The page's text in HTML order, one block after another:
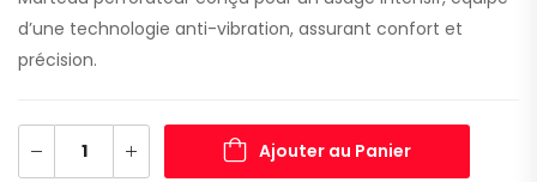
d’une technologie anti-vibration, assurant confort et
précision.
Ajouter au Panier